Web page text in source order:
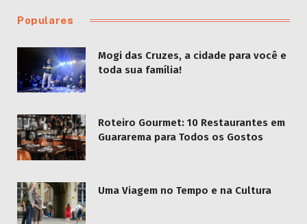
Populares
Mogi das Cruzes, a cidade para você e
toda sua família!
Roteiro Gourmet: 10 Restaurantes em
Guararema para Todos os Gostos
Uma Viagem no Tempo e na Cultura